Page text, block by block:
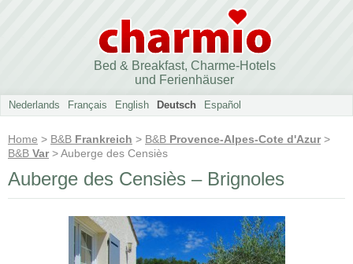
Bed & Breakfast, Charme-Hotels
und Ferienhäuser
Nederlands Français English Deutsch Español
Home > B&B Frankreich > B&B Provence-Alpes-Cote d'Azur>
B&B Var> Auberge des Censiès
Auberge des Censiès – Brignoles